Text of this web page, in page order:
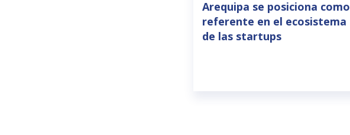
Arequipa se posiciona como
referente en el ecosistema
de las startups